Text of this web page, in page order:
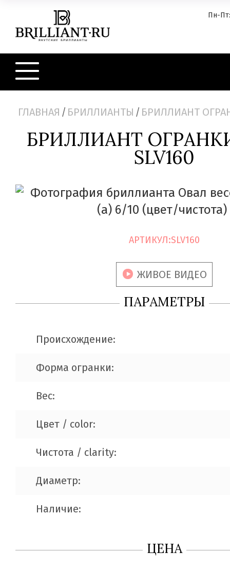
Пн-
ГЛАВНАЯ / БРИЛЛИАНТЫ / БРИЛЛИАНТ
БРИЛЛИАНТ
SLV160
АРТИКУЛ:SLV160
ЖИВОЕ ВИДЕО
ПАРАМЕТРЫ
Происхождение:
Форма огранки:
Вес:
Цвет / color:
Чистота / clarity:
Диаметр:
Наличие:
ЦЕНА